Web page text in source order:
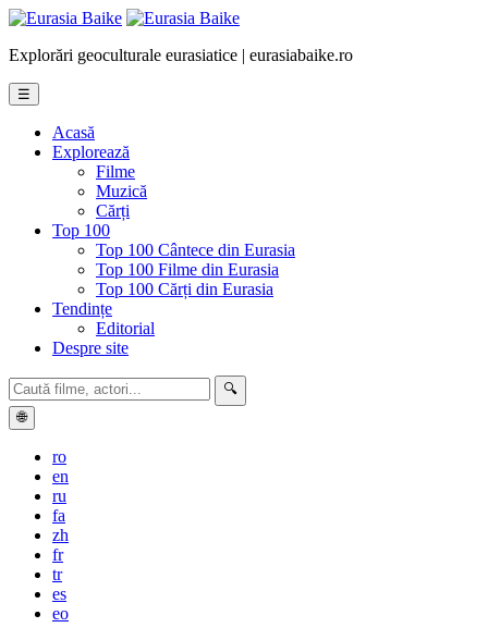
Explorări geoculturale eurasiatice | eurasiabaike.ro
☰
Acasă
Explorează
Filme
Muzică
Cărți
Top 100
Top 100 Cântece din Eurasia
Top 100 Filme din Eurasia
Top 100 Cărți din Eurasia
Tendințe
Editorial
Despre site
🔍
🌐
ro
en
ru
fa
zh
fr
tr
es
eo